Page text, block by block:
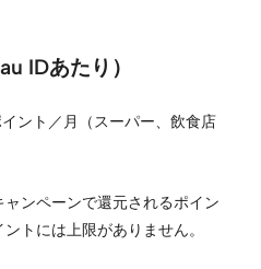
IDあたり）
ント／月（スーパー、飲食店
ンペーンで還元されるポイン
トには上限がありません。